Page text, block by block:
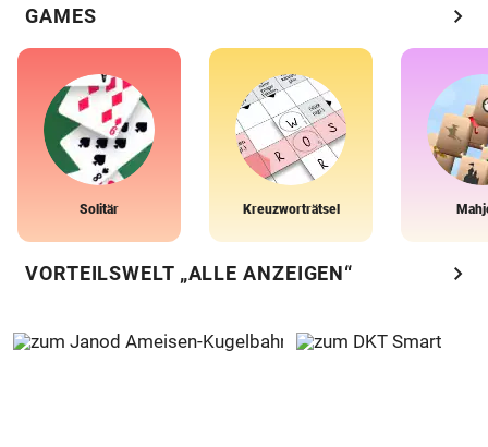
GAMES chevron_right
Solitär Kreuzworträtsel
VORTEILSWELT „ALLE ANZEIGEN“ chevron_right